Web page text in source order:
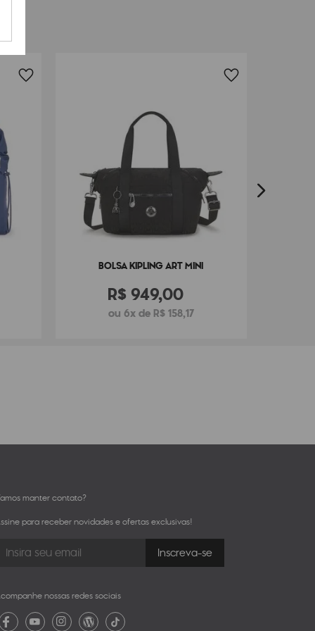
BOLSA KIPLING ART MINI
R$ 949,00
ou 6x de R$ 158,17
manter contato?
para receber novidades e ofertas exclusivas!
nossas redes sociais